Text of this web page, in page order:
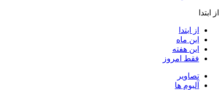
از ابتدا
از ابتدا
این ماه
این هفته
فقط امروز
تصاویر
آلبوم ها